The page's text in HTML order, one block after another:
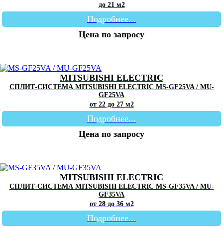
до 21 м2
Подробнее...
Цена по запросу
MITSUBISHI ELECTRIC
СПЛИТ-СИСТЕМА MITSUBISHI ELECTRIC MS-GF25VA / MU-
GF25VA
от 22 до 27 м2
Подробнее...
Цена по запросу
MITSUBISHI ELECTRIC
СПЛИТ-СИСТЕМА MITSUBISHI ELECTRIC MS-GF35VA / MU-
GF35VA
от 28 до 36 м2
Подробнее...